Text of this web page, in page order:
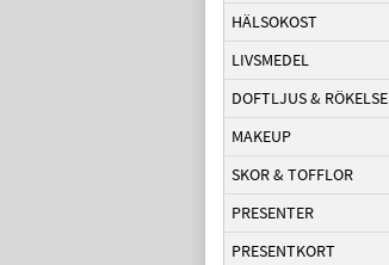
HÄLSOKOST
LIVSMEDEL
DOFTLJUS & RÖKELSE
MAKEUP
SKOR & TOFFLOR
PRESENTER
PRESENTKORT